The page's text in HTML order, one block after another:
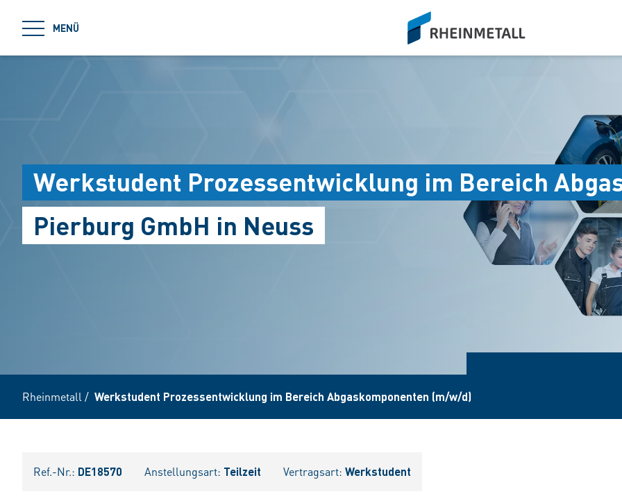
MENÜ
siteLogo
Werkstudent Prozessentwicklung im Bereich
Pierburg GmbH in Neuss
Rheinmetall / Werkstudent Prozessentwicklung im Bereich Abgaskomponenten (m/w/d)
Ref.-Nr.: DE18570 Anstellungsart: Teilzeit Vertragsart: Werkstudent